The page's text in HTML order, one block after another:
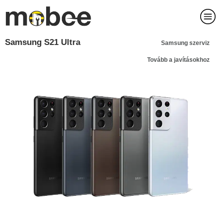
Samsung S21 Ultra Samsung szerviz
Tovább a javításokhoz